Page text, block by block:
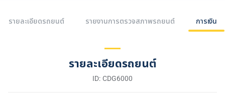
รายละเอียดรถยนต์ รายงานการตรวจสภาพรถยนต์ การเงิน
รายละเอียดรถยนต์
ID: CDG6000